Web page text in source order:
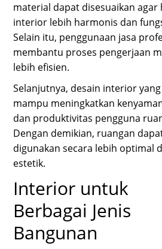
material dapat disesuaikan agar
interior lebih harmonis dan
Selain itu, penggunaan jasa
membantu proses pengerjaan
lebih efisien.
Selanjutnya, desain interior
mampu meningkatkan
dan produktivitas pengguna
Dengan demikian, ruangan
digunakan secara lebih optimal
estetik.
Interior untuk
Berbagai Jenis
Bangunan